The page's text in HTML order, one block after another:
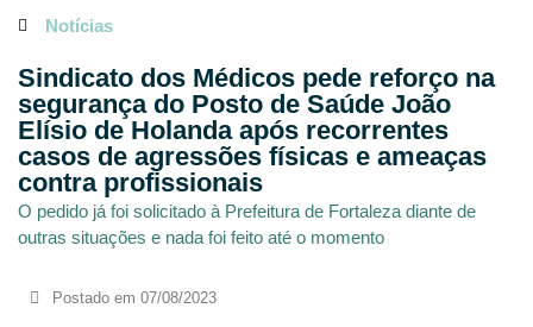
Notícias
Sindicato dos Médicos pede reforço na
segurança do Posto de Saúde João
Elísio de Holanda após recorrentes
casos de agressões físicas e ameaças
contra profissionais
O pedido já foi solicitado à Prefeitura de Fortaleza diante de
outras situações e nada foi feito até o momento
Postado em 07/08/2023